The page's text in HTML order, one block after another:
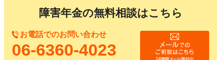
障害年金の無料相談はこちら
お電話でのお問い合わせ
06-6360-4023